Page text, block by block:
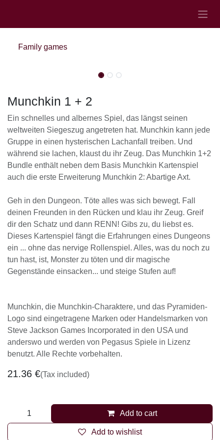
Family games
Munchkin 1 + 2
Ein schnelles und albernes Spiel, das längst seinen
weltweiten Siegeszug angetreten hat. Munchkin kann jede
Gruppe in einen hysterischen Lachanfall treiben. Und
während sie lachen, klaust du ihr Zeug. Das Munchkin 1+2
Bundle enthält neben dem Basis Munchkin Kartenspiel
auch die erste Erweiterung Munchkin 2: Abartige Axt.
Geh in den Dungeon. Töte alles was sich bewegt. Fall
deinen Freunden in den Rücken und klau ihr Zeug. Greif
dir den Schatz und dann RENN! Gibs zu, du liebst es.
Dieses Kartenspiel fängt die Erfahrungen eines Dungeons
ein ... ohne das nervige Rollenspiel. Alles, was du noch zu
tun hast, ist, Monster zu töten und dir magische
Gegenstände einsacken... und steige Stufen auf!
Munchkin, die Munchkin-Charaktere, und das Pyramiden-
Logo sind eingetragene Marken oder Handelsmarken von
Steve Jackson Games Incorporated in den USA und
anderswo und werden von Pegasus Spiele in Lizenz
benutzt. Alle Rechte vorbehalten.
21.36 €(Tax included)
Add to cart
Add to wishlist